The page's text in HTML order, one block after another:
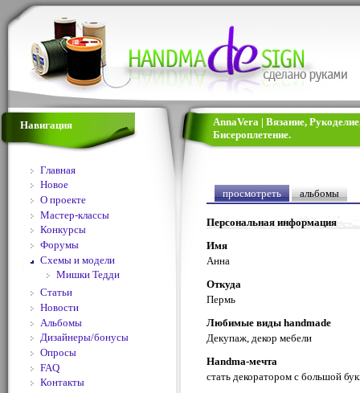
Навигация
Главная
Новое
О проекте
Мастер-классы
Конкурсы
Форумы
Схемы и модели
Мишки Тедди
Статьи
Новости
Альбомы
Дизайнеры/бонусы
Опросы
FAQ
Контакты
AnnaVera | Вязание,
Бисероплетение.
просмотреть альбомы
Персональная информация
Имя
Анна
Откуда
Пермь
Любимые виды handmade
Декупаж, декор мебели
Handma-мечта
стать декоратором с большой